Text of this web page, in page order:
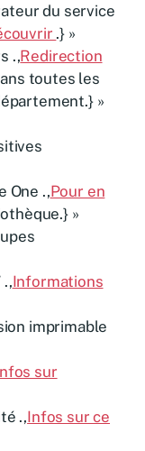
du service
.} »
.,Redirection
toutes les
»
One .,Pour en
»
.,Informations
imprimable
sur
.,Infos sur ce